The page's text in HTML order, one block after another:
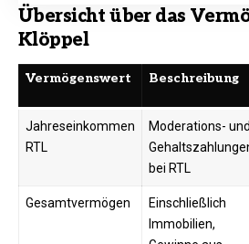
Übersicht über das
Klöppel
Vermögenswert Beschreibung
Jahreseinkommen
RTL
Moderations- und
bei RTL
Gesamtvermögen
Einschließlich
Immobilien,